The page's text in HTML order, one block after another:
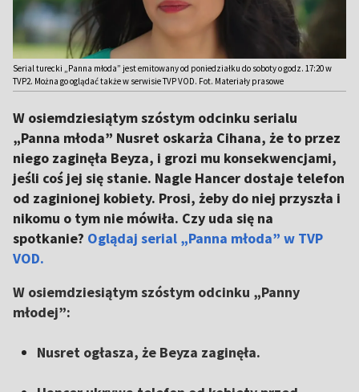
Serial turecki „Panna młoda” jest emitowany od poniedziałku do soboty o godz. 17:20 w
TVP2. Można go oglądać także w serwisie TVP VOD. Fot. Materiały prasowe
W osiemdziesiątym szóstym odcinku serialu
„Panna młoda” Nusret oskarża Cihana, że to przez
niego zaginęła Beyza, i grozi mu konsekwencjami,
jeśli coś jej się stanie. Nagle Hancer dostaje telefon
od zaginionej kobiety. Prosi, żeby do niej przyszła i
nikomu o tym nie mówiła. Czy uda się na
spotkanie? Oglądaj serial „Panna młoda” w TVP
VOD.
W osiemdziesiątym szóstym odcinku „Panny
młodej”:
Nusret ogłasza, że Beyza zaginęła.